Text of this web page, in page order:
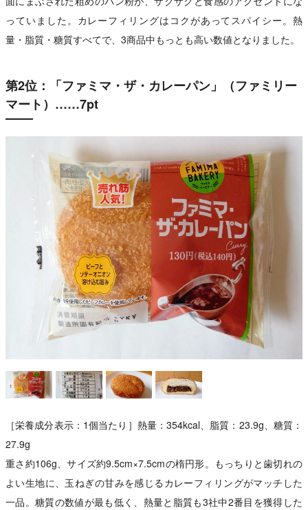
っていました。カレーフィリングはコクがあってスパイシー。熱
量・脂質・糖質すべてで、3商品中もっとも高い数値となりました。
第2位：「ファミマ・ザ・カレーパン」（ファミリー
マート）……7pt
［栄養成分表示：1個当たり］熱量：354kcal、脂質：23.9g、糖質：
27.9g
重さ約106g、サイズ約9.5cm×7.5cmの楕円形。もっちりと歯切れの
よい生地に、玉ねぎの甘みを感じるカレーフィリングがマッチした
一品。糖質の数値が最も低く、熱量と脂質も3社中2番目を獲得した